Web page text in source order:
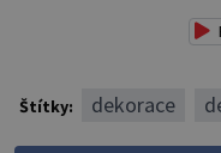
Štítky: dekorace